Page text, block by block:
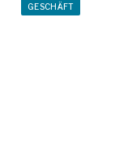
GESCHÄFT